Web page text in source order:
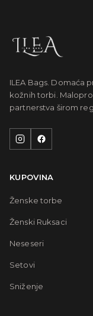
ILEA Bags. Domaća
kožnih torbi.
partnerstva širom
KUPOVINA
Ženske torbe
Ženski Ruksaci
Neseseri
Setovi
Sniženje